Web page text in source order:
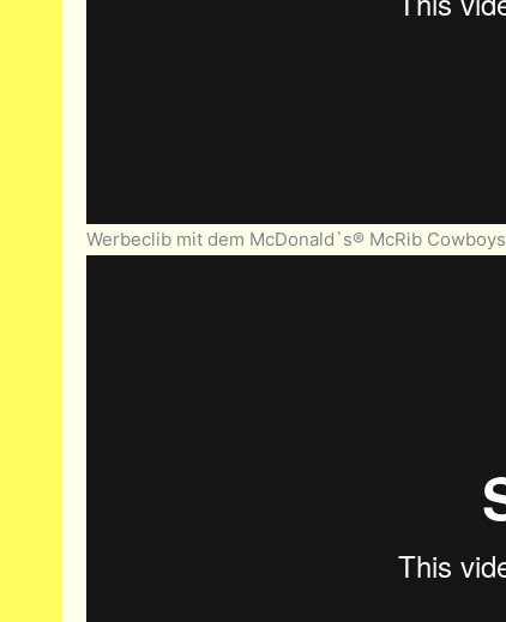
Werbeclib mit dem McDonald`s® McRib